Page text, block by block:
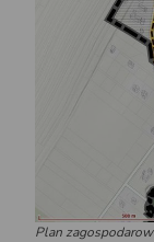
Plan